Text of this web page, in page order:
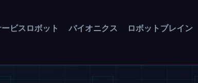
ビスロボット バイオニクス ロボットブレイン